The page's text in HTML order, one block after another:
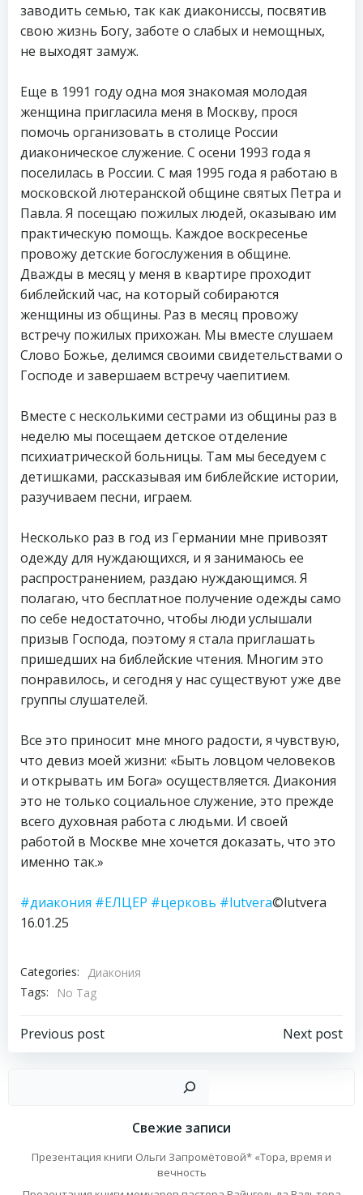
заводить семью, так как диакониссы, посвятив
свою жизнь Богу, заботе о слабых и немощных,
не выходят замуж.
Еще в 1991 году одна моя знакомая молодая
женщина пригласила меня в Москву, прося
помочь организовать в столице России
диаконическое служение. С осени 1993 года я
поселилась в России. С мая 1995 года я работаю в
московской лютеранской общине святых Петра и
Павла. Я посещаю пожилых людей, оказываю им
практическую помощь. Каждое воскресенье
провожу детские богослужения в общине.
Дважды в месяц у меня в квартире проходит
библейский час, на который собираются
женщины из общины. Раз в месяц провожу
встречу пожилых прихожан. Мы вместе слушаем
Слово Божье, делимся своими свидетельствами о
Господе и завершаем встречу чаепитием.
Вместе с несколькими сестрами из общины раз в
неделю мы посещаем детское отделение
психиатрической больницы. Там мы беседуем с
детишками, рассказывая им библейские истории,
разучиваем песни, играем.
Несколько раз в год из Германии мне привозят
одежду для нуждающихся, и я занимаюсь ее
распространением, раздаю нуждающимся. Я
полагаю, что бесплатное получение одежды само
по себе недостаточно, чтобы люди услышали
призыв Господа, поэтому я стала приглашать
пришедших на библейские чтения. Многим это
понравилось, и сегодня у нас существуют уже две
группы слушателей.
Все это приносит мне много радости, я чувствую,
что девиз моей жизни: «Быть ловцом человеков
и открывать им Бога» осуществляется. Диакония
это не только социальное служение, это прежде
всего духовная работа с людьми. И своей
работой в Москве мне хочется доказать, что это
именно так.»
#диакония #ЕЛЦЕР #церковь #lutvera©lutvera
16.01.25
Categories:
Диакония
Tags:
No Tag
Навигация
записям
Previous post
Навигация
по
записям
Next post
Свежие записи
Презентация книги Ольги Запромётовой* «Тора, время и
вечность